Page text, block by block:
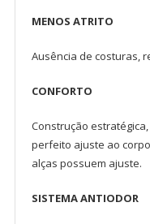
MENOS ATRITO
Ausência de costuras,
CONFORTO
Construção
perfeito ajuste ao
alças possuem ajuste.
SISTEMA ANTIODOR